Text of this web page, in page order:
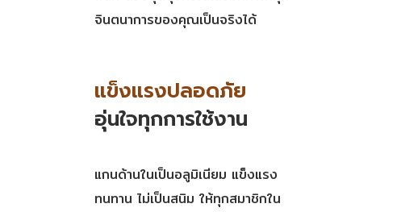
จินตนาการของคุณเป็นจริงได้
แข็งแรงปลอดภัย
อุ่นใจทุกการใช้งาน
แกนด้านในเป็นอลูมิเนียม แข็งแรง
ทนทาน ไม่เป็นสนิม ให้ทุกสมาชิกใน